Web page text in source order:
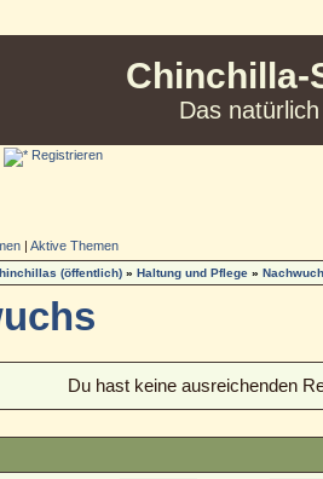
Chinchilla-
Das
Registrieren
|Aktive Themen
(öffentlich) »Haltung und Pflege »
Du hast keine ausreichenden